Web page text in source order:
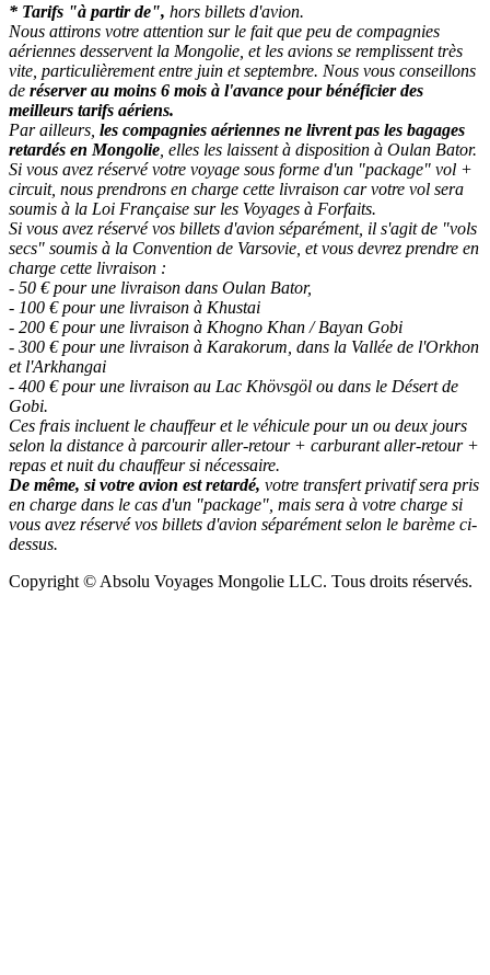
* Tarifs "à partir de", hors billets d'avion.
Nous attirons votre attention sur le fait que peu de compagnies
aériennes desservent la Mongolie, et les avions se remplissent très
vite, particulièrement entre juin et septembre. Nous vous conseillons
de réserver au moins 6 mois à l'avance pour bénéficier des
meilleurs tarifs aériens.
Par ailleurs, les compagnies aériennes ne livrent pas les bagages
retardés en Mongolie , elles les laissent à disposition à Oulan Bator.
Si vous avez réservé votre voyage sous forme d'un "package" vol +
circuit, nous prendrons en charge cette livraison car votre vol sera
soumis à la Loi Française sur les Voyages à Forfaits.
Si vous avez réservé vos billets d'avion séparément, il s'agit de "vols
secs" soumis à la Convention de Varsovie, et vous devrez prendre en
charge cette livraison :
- 50 € pour une livraison dans Oulan Bator,
- 100 € pour une livraison à Khustai
- 200 € pour une livraison à Khogno Khan / Bayan Gobi
- 300 € pour une livraison à Karakorum, dans la Vallée de l'Orkhon
et l'Arkhangai
- 400 € pour une livraison au Lac Khövsgöl ou dans le Désert de
Gobi.
Ces frais incluent le chauffeur et le véhicule pour un ou deux jours
selon la distance à parcourir aller-retour + carburant aller-retour +
repas et nuit du chauffeur si nécessaire.
De même, si votre avion est retardé, votre transfert privatif sera pris
en charge dans le cas d'un "package", mais sera à votre charge si
vous avez réservé vos billets d'avion séparément selon le barème ci-
dessus.
Copyright © Absolu Voyages Mongolie LLC. Tous droits réservés.